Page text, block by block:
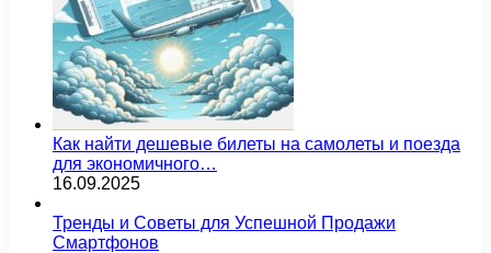
Как найти дешевые билеты на самолеты и поезда
для экономичного…
16.09.2025
Тренды и Советы для Успешной Продажи
Смартфонов